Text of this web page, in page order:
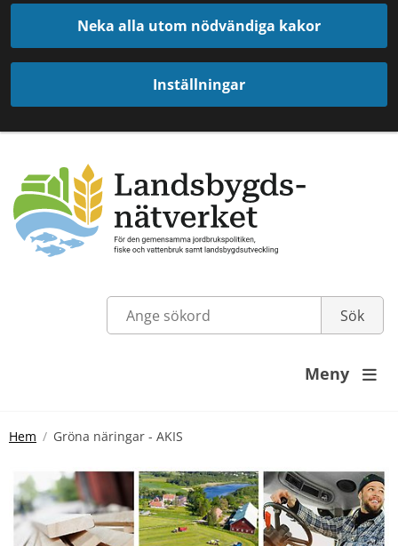
Neka alla utom nödvändiga kakor
Inställningar
Meny 
Hem Gröna näringar - AKIS